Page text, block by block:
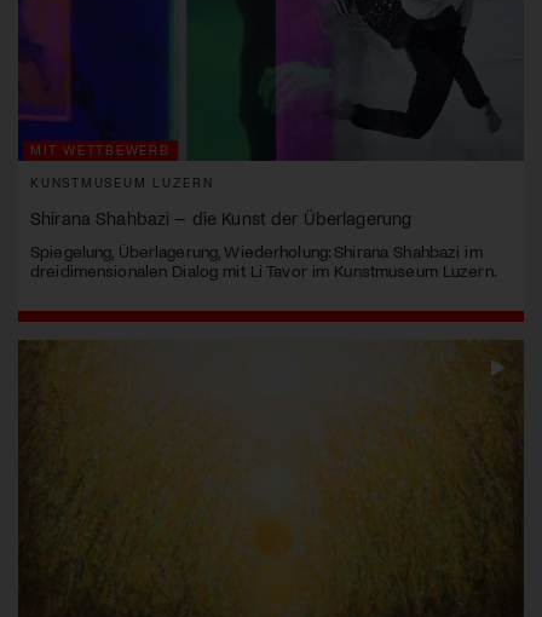
MIT WETTBEWERB
KUNSTMUSEUM LUZERN
Shirana Shahbazi – die Kunst der Überlagerung
Spiegelung, Überlagerung, Wiederholung: Shirana Shahbazi im
dreidimensionalen Dialog mit Li Tavor im Kunstmuseum Luzern.